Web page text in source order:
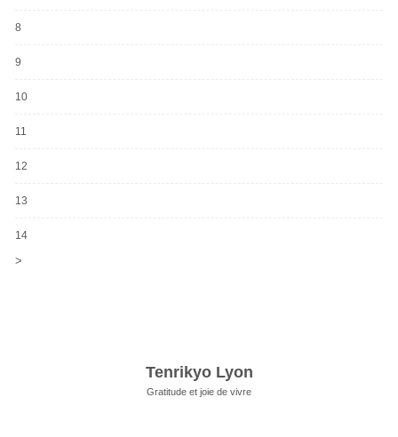
8
9
10
11
12
13
14
>
Tenrikyo Lyon
Gratitude et joie de vivre